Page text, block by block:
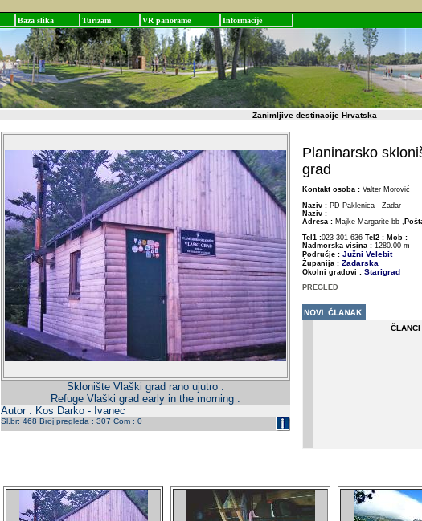
Baza slika Turizam VR panorame Informacije
Zanimljive destinacije Hrvatska
Sklonište Vlaški grad rano ujutro .
Refuge Vlaški grad early in the morning .
Autor : Kos Darko - Ivanec
Sl.br: 468 Broj pregleda : 307 Com : 0
Planinarsko
grad
Kontakt osoba : Valter Morović
Naziv : PD Paklenica - Zadar
Naziv :
Adresa : Majke Margarite bb ,
Tel1 :023-301-636 Tel2 : Mob :
Nadmorska visina : 1280.00 m
Područje : Južni Velebit
Županija : Zadarska
Okolni gradovi : Starigrad
PREGLED
ČLANCI